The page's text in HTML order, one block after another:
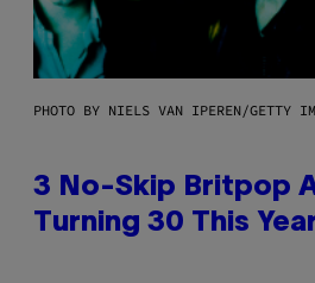
PHOTO BY NIELS VAN IPEREN/GETTY
3 No-Skip Britpop
Turning 30 This